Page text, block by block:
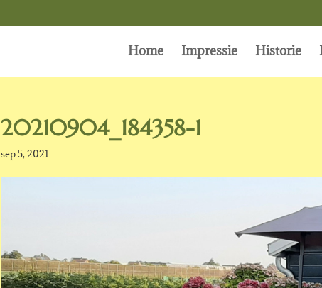
Home Impressie Historie
20210904_184358-1
sep 5, 2021